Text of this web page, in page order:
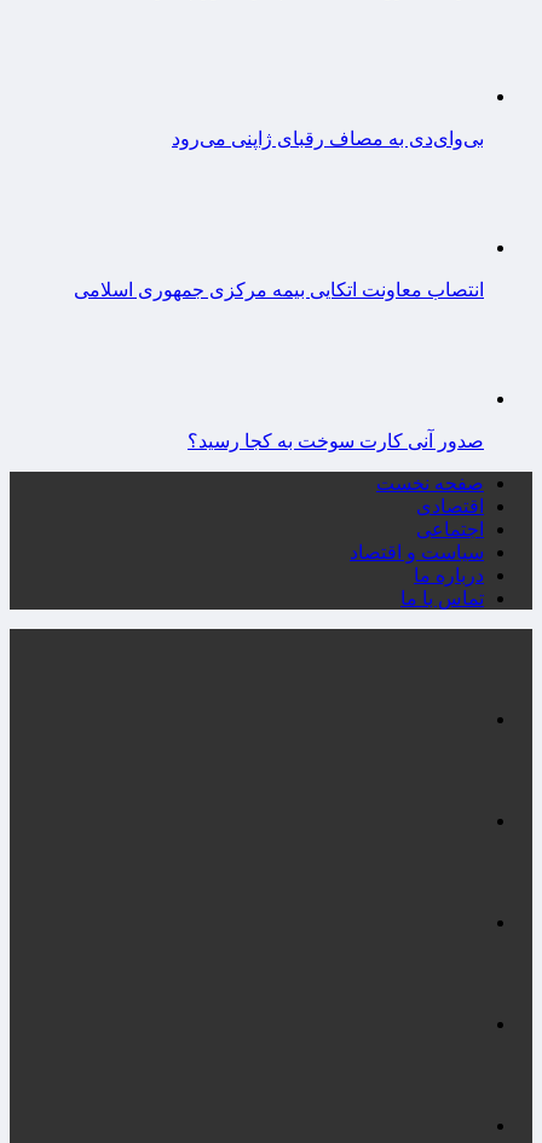
بی‌وای‌دی به مصاف رقبای ژاپنی می‌رود
انتصاب معاونت اتکایی بیمه مرکزی جمهوری اسلامی
صدور آنی کارت سوخت به کجا رسید؟
صفحه نخست
اقتصادی
اجتماعی
سیاست و اقتصاد
درباره ما
تماس با ما